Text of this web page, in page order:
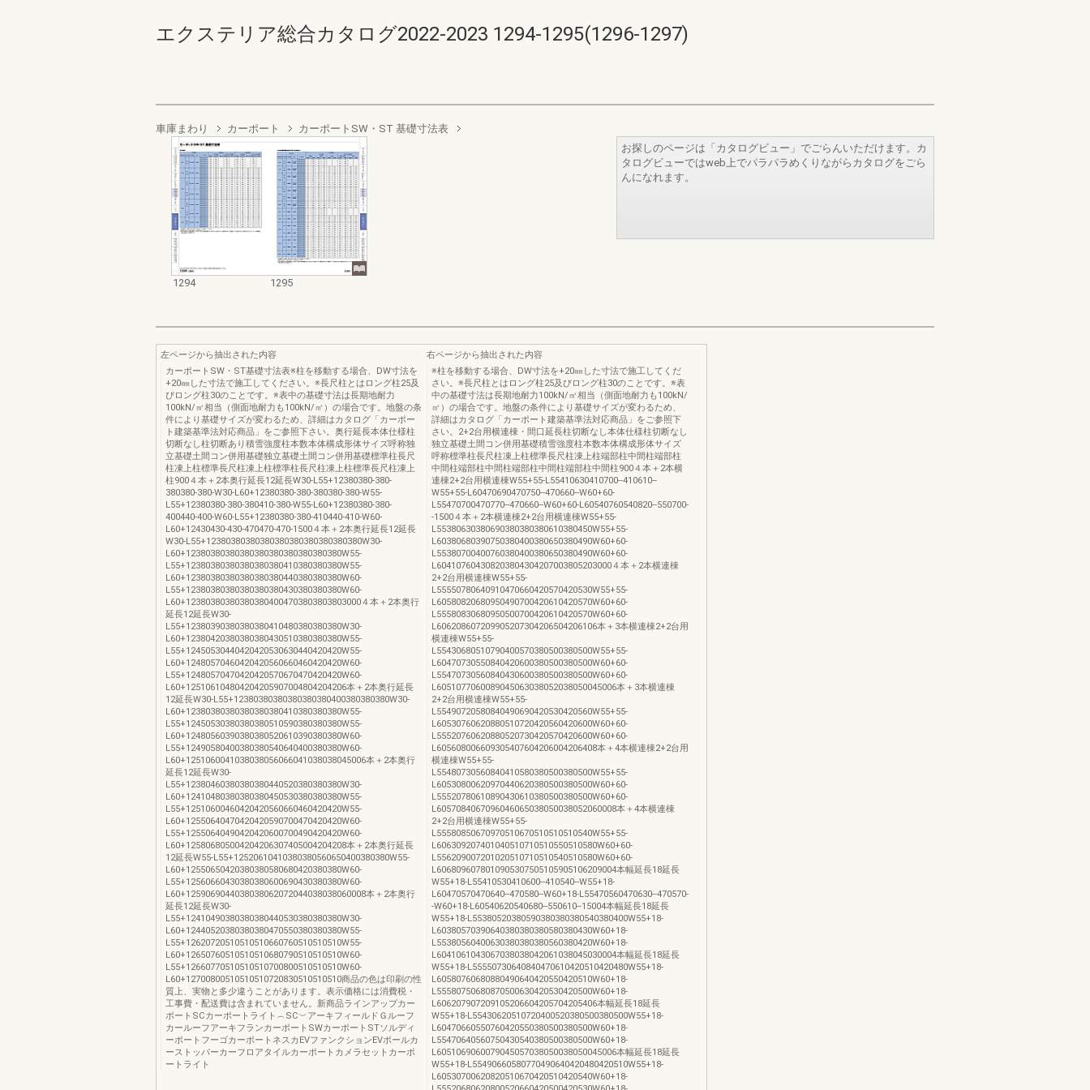
エクステリア総合カタログ2022-2023 1294-1295(1296-1297)
車庫まわり カーポート カーポートSW・ST 基礎寸法表
1294 1295
お探しのページは「カタログビュー」でごらんいただけます。カ
タログビューではweb上でパラパラめくりながらカタログをごら
んになれます。
左ページから抽出された内容
カーポートSW・ST基礎寸法表※柱を移動する場合、DW寸法を
+20㎜した寸法で施工してください。※長尺柱とはロング柱25及
びロング柱30のことです。※表中の基礎寸法は長期地耐力
100kN/㎡相当（側面地耐力も100kN/㎡）の場合です。地盤の条
件により基礎サイズが変わるため、詳細はカタログ「カーポー
ト建築基準法対応商品」をご参照下さい。奥行延長本体仕様柱
切断なし柱切断あり積雪強度柱本数本体構成形体サイズ呼称独
立基礎土間コン併用基礎独立基礎土間コン併用基礎標準柱長尺
柱凍上柱標準長尺柱凍上柱標準柱長尺柱凍上柱標準長尺柱凍上
柱900４本＋2本奥行延長12延長W30-L55+12380380-380-
380380-380-W30-L60+12380380-380-380380-380-W55-
L55+12380380-380-380410-380-W55-L60+12380380-380-
400440-400-W60-L55+12380380-380-410440-410-W60-
L60+12430430-430-470470-470-1500４本＋2本奥行延長12延長
W30-L55+12380380380380380380380380380380W30-
L60+12380380380380380380380380380380W55-
L55+12380380380380380380410380380380W55-
L60+12380380380380380380440380380380W60-
L55+12380380380380380380430380380380W60-
L60+123803803803803804004703803803803000４本＋2本奥行
延長12延長W30-
L55+12380390380380380410480380380380W30-
L60+12380420380380380430510380380380W55-
L55+12450530440420420530630440420420W55-
L60+12480570460420420560660460420420W60-
L55+12480570470420420570670470420420W60-
L60+125106104804204205907004804204206本＋2本奥行延長
12延長W30-L55+12380380380380380380400380380380W30-
L60+12380380380380380380410380380380W55-
L55+12450530380380380510590380380380W55-
L60+12480560390380380520610390380380W60-
L55+12490580400380380540640400380380W60-
L60+1251060041038038056066041038038045006本＋2本奥行
延長12延長W30-
L55+12380460380380380440520380380380W30-
L60+12410480380380380450530380380380W55-
L55+12510600460420420560660460420420W55-
L60+12550640470420420590700470420420W60-
L55+12550640490420420600700490420420W60-
L60+125806805004204206307405004204208本＋2本奥行延長
12延長W55-L55+12520610410380380560650400380380W55-
L60+12550650420380380580680420380380W60-
L55+12560660430380380600690430380380W60-
L60+1259069044038038062072044038038060008本＋2本奥行
延長12延長W30-
L55+12410490380380380440530380380380W30-
L60+12440520380380380470550380380380W55-
L55+12620720510510510660760510510510W55-
L60+12650760510510510680790510510510W60-
L55+12660770510510510700800510510510W60-
L60+12700800510510510720830510510510商品の色は印刷の性
質上、実物と多少違うことがあります。表示価格には消費税・
工事費・配送費は含まれていません。新商品ラインアップカー
ポートSCカーポートライト︵SC︶アーキフィールドＧルーフ
カールーフアーキフランカーポートSWカーポートSTソルディ
ーポートフーゴカーポートネスカEVファンクションEVポールカ
ーストッパーカーフロアタイルカーポートカメラセットカーポ
ートライト
右ページから抽出された内容
※柱を移動する場合、DW寸法を+20㎜した寸法で施工してくだ
さい。※長尺柱とはロング柱25及びロング柱30のことです。※表
中の基礎寸法は長期地耐力100kN/㎡相当（側面地耐力も100kN/
㎡）の場合です。地盤の条件により基礎サイズが変わるため、
詳細はカタログ「カーポート建築基準法対応商品」をご参照下
さい。2+2台用横連棟・間口延長柱切断なし本体仕様柱切断なし
独立基礎土間コン併用基礎積雪強度柱本数本体構成形体サイズ
呼称標準柱長尺柱凍上柱標準長尺柱凍上柱端部柱中間柱端部柱
中間柱端部柱中間柱端部柱中間柱端部柱中間柱900４本＋2本横
連棟2+2台用横連棟W55+55-L55410630410700--410610--
W55+55-L60470690470750--470660--W60+60-
L55470700470770--470660--W60+60-L60540760540820--550700-
-1500４本＋2本横連棟2+2台用横連棟W55+55-
L55380630380690380380380610380450W55+55-
L60380680390750380400380650380490W60+60-
L55380700400760380400380650380490W60+60-
L604107604308203804304207003805203000４本＋2本横連棟
2+2台用横連棟W55+55-
L55550780640910470660420570420530W55+55-
L60580820680950490700420610420570W60+60-
L55580830680950500700420610420570W60+60-
L606208607209905207304206504206106本＋3本横連棟2+2台用
横連棟W55+55-
L55430680510790400570380500380500W55+55-
L60470730550840420600380500380500W60+60-
L55470730560840430600380500380500W60+60-
L6051077060089045063038052038050045006本＋3本横連棟
2+2台用横連棟W55+55-
L55490720580840490690420530420560W55+55-
L60530760620880510720420560420600W60+60-
L55520760620880520730420570420600W60+60-
L605608006609305407604206004206408本＋4本横連棟2+2台用
横連棟W55+55-
L55480730560840410580380500380500W55+55-
L60530800620970440620380500380500W60+60-
L55520780610890430610380500380500W60+60-
L6057084067096046065038050038052060008本＋4本横連棟
2+2台用横連棟W55+55-
L55580850670970510670510510510540W55+55-
L606309207401040510710510550510580W60+60-
L556209007201020510710510540510580W60+60-
L6068096078010905307505105905106209004本幅延長18延長
W55+18-L55410530410600--410540--W55+18-
L60470570470640--470580--W60+18-L55470560470630--470570-
-W60+18-L60540620540680--550610--15004本幅延長18延長
W55+18-L55380520380590380380380540380400W55+18-
L60380570390640380380380580380430W60+18-
L55380560400630380380380560380420W60+18-
L6041061043067038038042061038045030004本幅延長18延長
W55+18-L55550730640840470610420510420480W55+18-
L60580760680880490640420550420510W60+18-
L55580750680870500630420530420500W60+18-
L606207907209105206604205704205406本幅延長18延長
W55+18-L55430620510720400520380500380500W55+18-
L60470660550760420550380500380500W60+18-
L55470640560750430540380500380500W60+18-
L6051069060079045057038050038050045006本幅延長18延長
W55+18-L55490660580770490640420480420510W55+18-
L60530700620820510670420510420540W60+18-